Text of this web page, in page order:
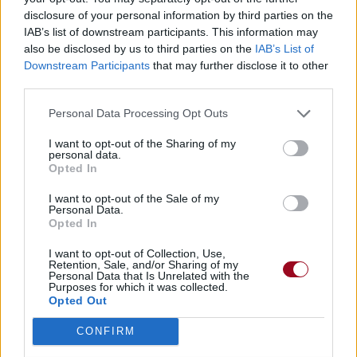
disclosure of your personal information by third parties on the
IAB’s list of downstream participants. This information may
also be disclosed by us to third parties on the IAB’s List of
Downstream Participants that may further disclose it to other
Personal Data Processing Opt Outs
I want to opt-out of the Sharing of my
personal data.
Opted In
I want to opt-out of the Sale of my
Personal Data.
Opted In
I want to opt-out of Collection, Use,
Retention, Sale, and/or Sharing of my
Personal Data that Is Unrelated with the
Purposes for which it was collected.
Opted Out
CONFIRM
Commentaires
⇑
Paroles + Traduction Téléchargement
Vidéos
Commentaires
Dire «merci» pour cette traduction Corriger une erreur